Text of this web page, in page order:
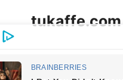
tukaffe.com